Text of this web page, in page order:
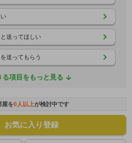
送ってほしい
送ってもらう
る項目をもっと見る
屋を0人以上が検討中です
お気に入り登録